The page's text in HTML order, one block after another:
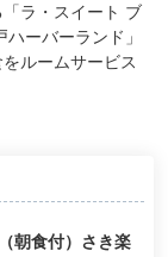
ラ・スイート ブ
ーバーランド」
ルームサービス
朝食付）さき楽